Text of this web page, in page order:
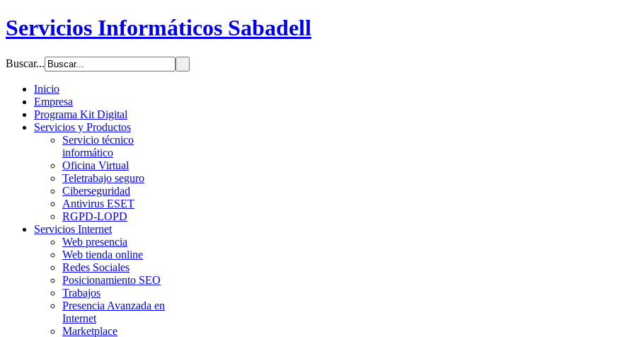
Servicios Informáticos Sabadell
Buscar...
Inicio
Empresa
Programa Kit Digital
Servicios y Productos
Servicio técnico
informático
Oficina Virtual
Teletrabajo seguro
Ciberseguridad
Antivirus ESET
RGPD-LOPD
Servicios Internet
Web presencia
Web tienda online
Redes Sociales
Posicionamiento SEO
Trabajos
Presencia Avanzada en
Internet
Marketplace